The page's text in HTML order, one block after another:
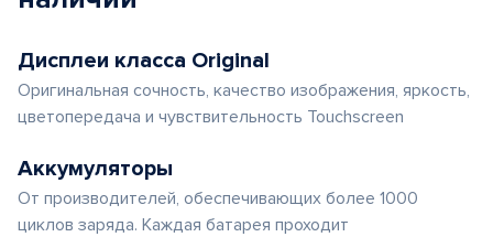
Дисплеи класса Original
Оригинальная сочность, качество изображения, яркость,
цветопередача и чувствительность Touchscreen
Аккумуляторы
От производителей, обеспечивающих более 1000
циклов заряда. Каждая батарея проходит